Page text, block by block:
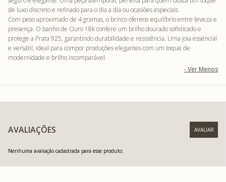
de luxo discreto e refinado para o dia a dia ou ocasiões especiais.
Com peso aproximado de 4 gramas, o brinco oferece equilíbrio entre leveza e
presença. O banho de Ouro 18k confere um brilho dourado sofisticado e
protege a Prata 925, garantindo durabilidade e resistência. Uma joia essencial
e versátil, ideal para compor produções elegantes com um toque de
modernidade e brilho incomparável.
AVALIAÇÕES
Nenhuma avaliação cadastrada para esse produto.